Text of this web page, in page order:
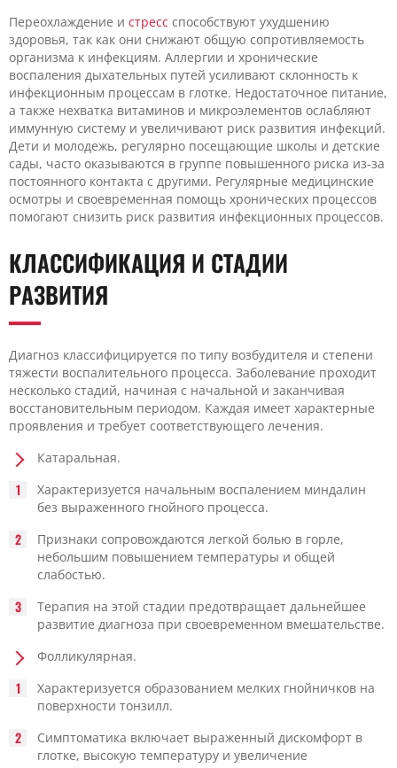
Переохлаждение и стресс способствуют ухудшению
здоровья, так как они снижают общую сопротивляемость
организма к инфекциям. Аллергии и хронические
воспаления дыхательных путей усиливают склонность к
инфекционным процессам в глотке. Недостаточное питание,
а также нехватка витаминов и микроэлементов ослабляют
иммунную систему и увеличивают риск развития инфекций.
Дети и молодежь, регулярно посещающие школы и детские
сады, часто оказываются в группе повышенного риска из-за
постоянного контакта с другими. Регулярные медицинские
осмотры и своевременная помощь хронических процессов
помогают снизить риск развития инфекционных процессов.
КЛАССИФИКАЦИЯ И СТАДИИ
РАЗВИТИЯ
Диагноз классифицируется по типу возбудителя и степени
тяжести воспалительного процесса. Заболевание проходит
несколько стадий, начиная с начальной и заканчивая
восстановительным периодом. Каждая имеет характерные
проявления и требует соответствующего лечения.
Катаральная.
Характеризуется начальным воспалением миндалин
без выраженного гнойного процесса.
Признаки сопровождаются легкой болью в горле,
небольшим повышением температуры и общей
слабостью.
Терапия на этой стадии предотвращает дальнейшее
развитие диагноза при своевременном вмешательстве.
Фолликулярная.
Характеризуется образованием мелких гнойничков на
поверхности тонзилл.
Симптоматика включает выраженный дискомфорт в
глотке, высокую температуру и увеличение